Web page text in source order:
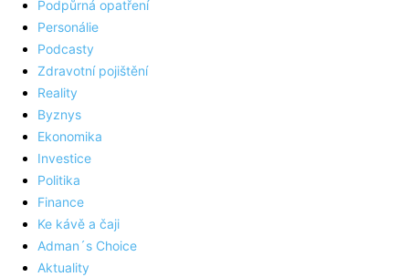
Podpůrná opatření
Personálie
Podcasty
Zdravotní pojištění
Reality
Byznys
Ekonomika
Investice
Politika
Finance
Ke kávě a čaji
Adman´s Choice
Aktuality